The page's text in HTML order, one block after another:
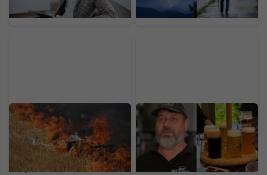
nespomínajú
meteorológovia vydali
varovania
Rusko hlási doteraz
najmasívnejší útok:
Obrana zostrelila vyše
600 dronov, plamene
zachvátili jednu z
najväčších rafinérií
Po 10 rokoch končia s
varením piva: Bratia
predávajú obľúbený
pivovar a reštaurácie na
Bazoši